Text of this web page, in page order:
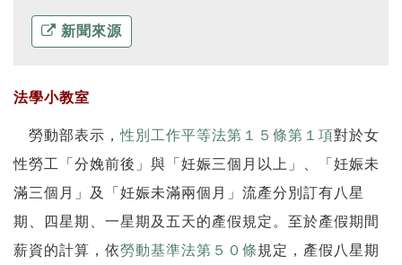
新聞來源
法學小教室
勞動部表示，性別工作平等法第１５條第１項對於女
性勞工「分娩前後」與「妊娠三個月以上」、「妊娠未
滿三個月」及「妊娠未滿兩個月」流產分別訂有八星
期、四星期、一星期及五天的產假規定。至於產假期間
薪資的計算，依勞動基準法第５０條規定，產假八星期